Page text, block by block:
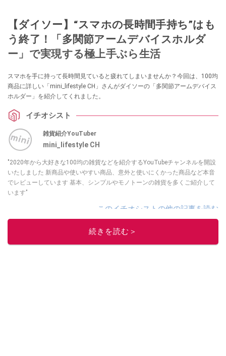
【ダイソー】“スマホの長時間手持ち”はも
う終了！「多関節アームデバイスホルダ
ー」で実現する極上手ぶら生活
スマホを手に持って長時間見ていると疲れてしまいませんか？今回は、100均
商品に詳しい「mini_lifestyle CH」さんがダイソーの「多関節アームデバイス
ホルダー」を紹介してくれました。
イチオシスト
雑貨紹介YouTuber
mini_lifestyle CH
"2020年から大好きな100均の雑貨などを紹介するYouTubeチャンネルを開設
いたしました 新商品や使いやすい商品、意外と使いにくかった商品など本音
でレビューしています 基本、シンプルやモノトーンの雑貨を多くご紹介して
います"
このイチオシストの他の記事を読む
続きを読む＞